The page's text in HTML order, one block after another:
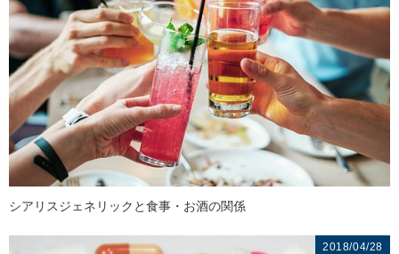
シアリスジェネリックと食事・お酒の関係
2018/04/28